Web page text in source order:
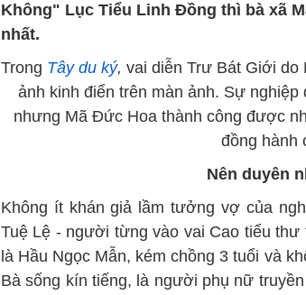
Không" Lục Tiểu Linh Đồng thì bà xã
nhất.
Trong Tây du ký, vai diễn Trư Bát Giới
ảnh kinh điển trên màn ảnh. Sự
nhưng Mã Đức Hoa thành công được
đồng hành
Nên duyên
Không ít khán giả lầm tưởng vợ của
Tuệ Lệ - người từng vào vai Cao tiểu
là Hầu Ngọc Mẫn, kém chồng 3 tuổi và
Bà sống kín tiếng, là người phụ nữ